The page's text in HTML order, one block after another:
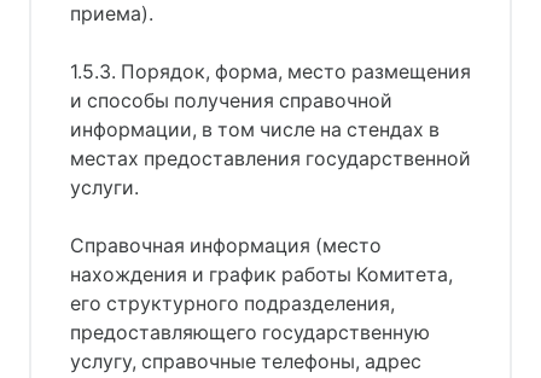
приема).
1.5.3. Порядок, форма, место размещения
и способы получения справочной
информации, в том числе на стендах в
местах предоставления государственной
услуги.
Справочная информация (место
нахождения и график работы Комитета,
его структурного подразделения,
предоставляющего государственную
услугу, справочные телефоны, адрес